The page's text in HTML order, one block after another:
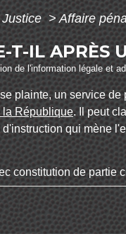
Justice > Affaire
T-IL APRÈS
de l'information légale et
plainte, un service
la République. Il peut
d'instruction qui mène
constitution de partie